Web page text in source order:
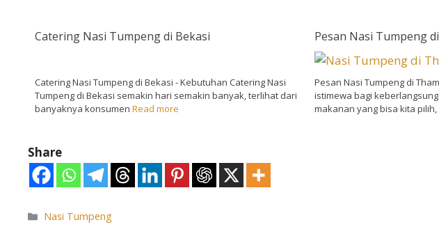
Catering Nasi Tumpeng di Bekasi
Catering Nasi Tumpeng di Bekasi - Kebutuhan Catering Nasi
Tumpeng di Bekasi semakin hari semakin banyak, terlihat dari
banyaknya konsumen Read more
Pesan Nasi Tumpeng
Pesan Nasi Tumpeng di
istimewa bagi
makanan yang bisa kita pilih,
Share
Nasi Tumpeng